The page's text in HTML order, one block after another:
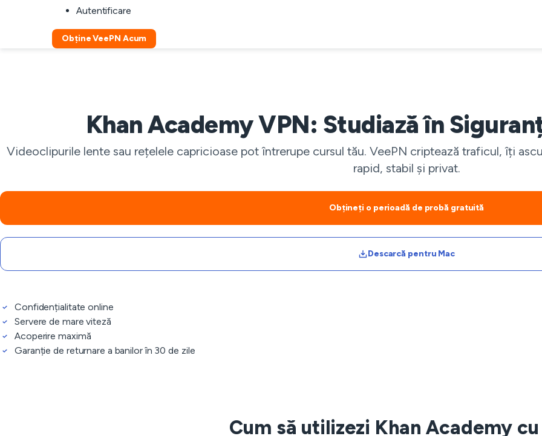
Autentificare
Obține VeePN Acum
Khan Academy VPN: Studiază în
Videoclipurile lente sau rețelele capricioase pot întrerupe cursul tău. VeePN criptează traficul, îți
rapid, stabil și privat.
Obțineți o perioadă de probă gratuită
Descarcă pentru Mac
Confidențialitate online
Servere de mare viteză
Acoperire maximă
Garanție de returnare a banilor în 30 de zile
Cum să utilizezi Khan Academy